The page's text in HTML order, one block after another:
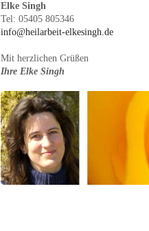
Elke Singh
Tel: 05405 805346
info@heilarbeit-elkesingh.de
Mit herzlichen Grüßen
Ihre Elke Singh